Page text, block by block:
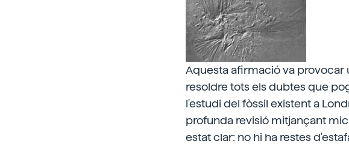
Aquesta afirmació va provocar
resoldre tots els dubtes que
l'estudi del fòssil existent a
profunda revisió mitjançant
estat clar: no hi ha restes